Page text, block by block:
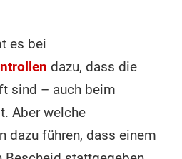
es bei
dazu, dass die
sind – auch beim
Aber welche
dazu führen, dass einem